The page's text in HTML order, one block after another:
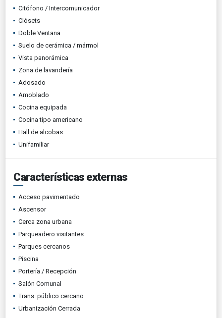
Citófono / Intercomunicador
Clósets
Doble Ventana
Suelo de cerámica / mármol
Vista panorámica
Zona de lavandería
Adosado
Amoblado
Cocina equipada
Cocina tipo americano
Hall de alcobas
Unifamiliar
Características externas
Acceso pavimentado
Ascensor
Cerca zona urbana
Parqueadero visitantes
Parques cercanos
Piscina
Portería / Recepción
Salón Comunal
Trans. público cercano
Urbanización Cerrada